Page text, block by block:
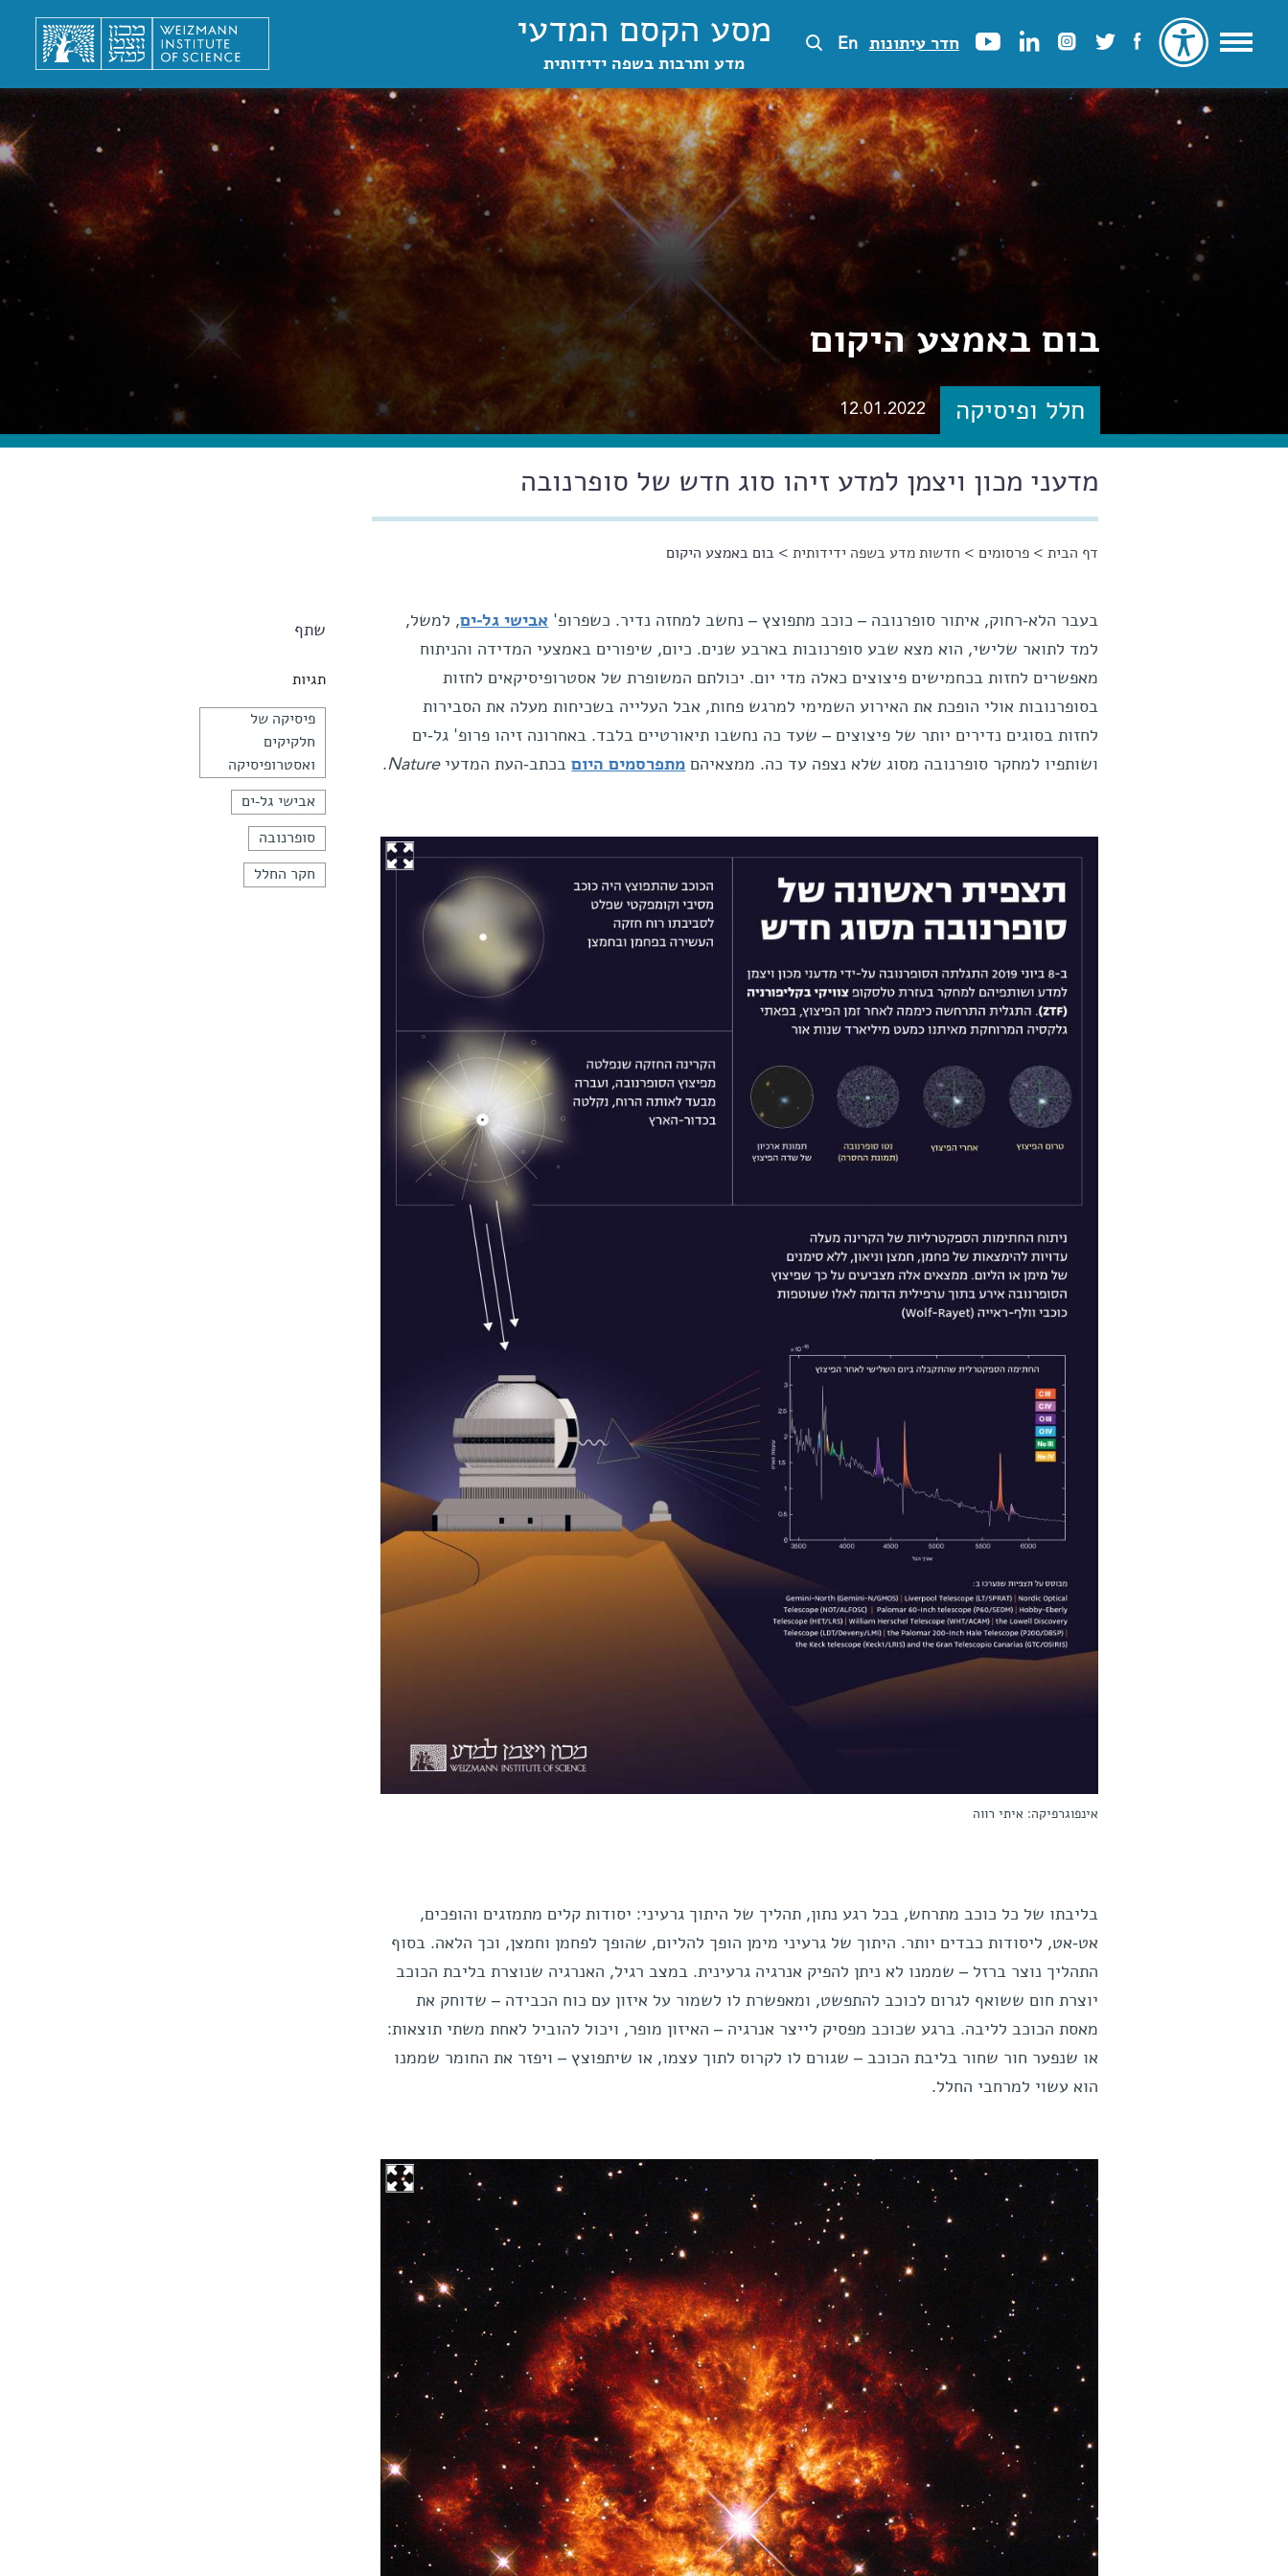
חדר עיתונות En מסע הקסם המדעי
מדע ותרבות בשפה ידידותית
בום באמצע היקום
חלל ופיסיקה 12.01.2022
מדעני מכון ויצמן למדע זיהו סוג חדש של סופרנובה
הינך נמצא כאן
דף הבית >פרסומים > חדשות מדע בשפה ידידותית > בום באמצע היקום
שתף
תגיות
פיסיקה של
חלקיקים
ואסטרופיסיקה
אבישי גל-ים
סופרנובה
חקר החלל
בעבר הלא-רחוק, איתור סופרנובה – כוכב מתפוצץ – נחשב למחזה נדיר. כשפרופ' אבישי גל-ים, למשל,
למד לתואר שלישי, הוא מצא שבע סופרנובות בארבע שנים. כיום, שיפורים באמצעי המדידה והניתוח
מאפשרים לחזות בכחמישים פיצוצים כאלה מדי יום. יכולתם המשופרת של אסטרופיסיקאים לחזות
בסופרנובות אולי הופכת את האירוע השמימי למרגש פחות, אבל העלייה בשכיחות מעלה את הסבירות
לחזות בסוגים נדירים יותר של פיצוצים – שעד כה נחשבו תיאורטיים בלבד. באחרונה זיהו פרופ' גל-ים
ושותפיו למחקר סופרנובה מסוג שלא נצפה עד כה. ממצאיהם מתפרסמים היוםבכתב-העת המדעיNature
.
אינפוגרפיקה: איתי רווה
בליבתו של כל כוכב מתרחש, בכל רגע נתון, תהליך של היתוך גרעיני: יסודות קלים מתמזגים והופכים,
אט-אט, ליסודות כבדים יותר. היתוך של גרעיני מימן הופך להליום, שהופך לפחמן וחמצן, וכך הלאה. בסוף
התהליך נוצר ברזל – שממנו לא ניתן להפיק אנרגיה גרעינית. במצב רגיל, האנרגיה שנוצרת בליבת הכוכב
יוצרת חום ששואף לגרום לכוכב להתפשט, ומאפשרת לו לשמור על איזון עם כוח הכבידה – שדוחק את
מאסת הכוכב לליבה. ברגע שכוכב מפסיק לייצר אנרגיה – האיזון מופר, ויכול להוביל לאחת משתי תוצאות:
או שנפער חור שחור בליבת הכוכב – שגורם לו לקרוס לתוך עצמו, או שיתפוצץ – ויפזר את החומר שממנו
הוא עשוי למרחבי החלל.